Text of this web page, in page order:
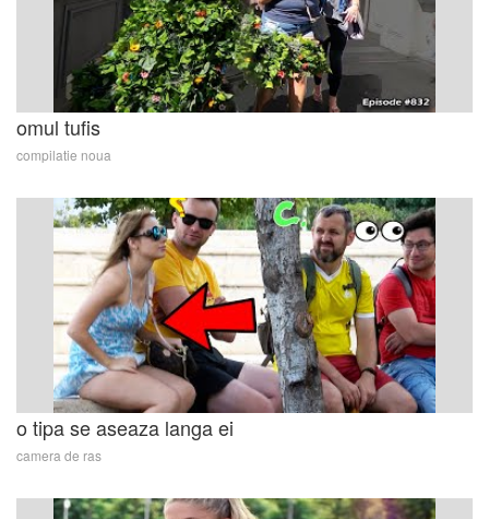
omul tufis
compilatie noua
o tipa se aseaza langa ei
camera de ras